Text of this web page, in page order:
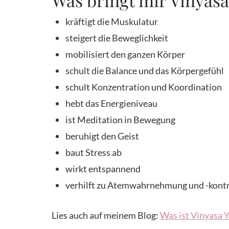
kräftigt die Muskulatur
steigert die Beweglichkeit
mobilisiert den ganzen Körper
schult die Balance und das Körpergefühl
schult Konzentration und Koordination
hebt das Energieniveau
ist Meditation in Bewegung
beruhigt den Geist
baut Stress ab
wirkt entspannend
verhilft zu Atemwahrnehmung und -
Lies auch auf meinem Blog:Was ist Vinyasa